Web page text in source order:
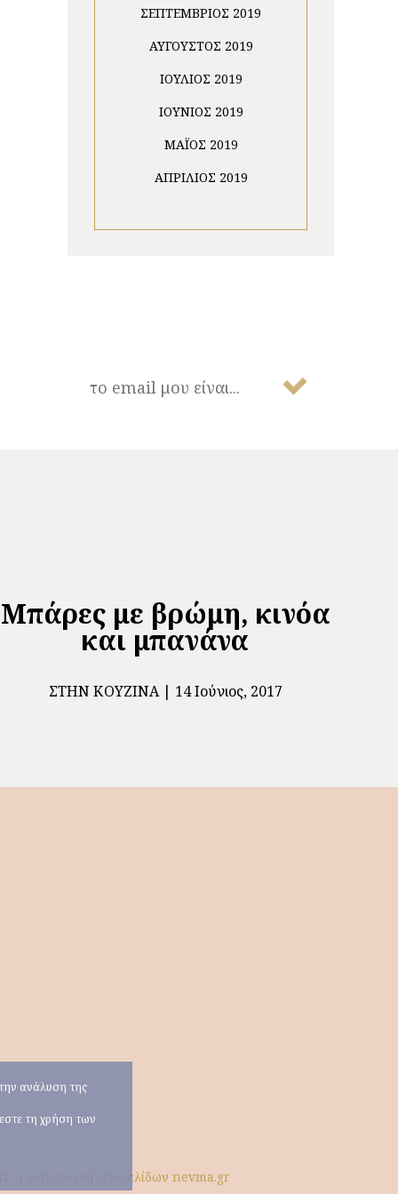
ΣΕΠΤΈΜΒΡΙΟΣ 2019
ΑΎΓΟΥΣΤΟΣ 2019
ΙΟΎΛΙΟΣ 2019
ΙΟΎΝΙΟΣ 2019
ΜΆΙΟΣ 2019
ΑΠΡΊΛΙΟΣ 2019
Μπάρες με βρώμη, κινόα
και μπανάνα
ΣΤΗΝ ΚΟΥΖΊΝΑ 14 Ιούνιος, 2017
Κατασκευή ιστοσελίδων nevma.gr
ανάλυση της
τη χρήση των